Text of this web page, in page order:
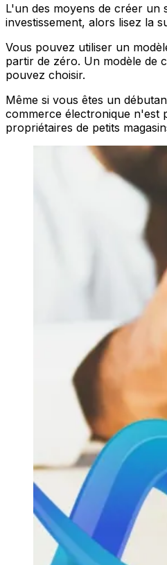
L'un des moyens de créer un
investissement, alors lisez la
Vous pouvez utiliser un
partir de zéro. Un modèle de
pouvez choisir.
Même si vous êtes un
commerce électronique n'est
propriétaires de petits